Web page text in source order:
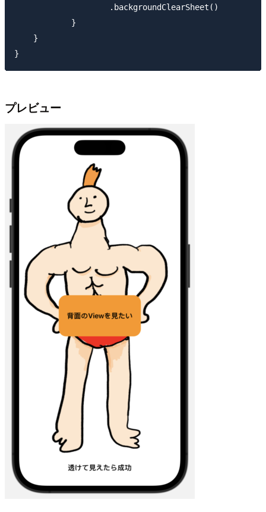
                    .backgroundClearSheet()
            }
    }
プレビュー